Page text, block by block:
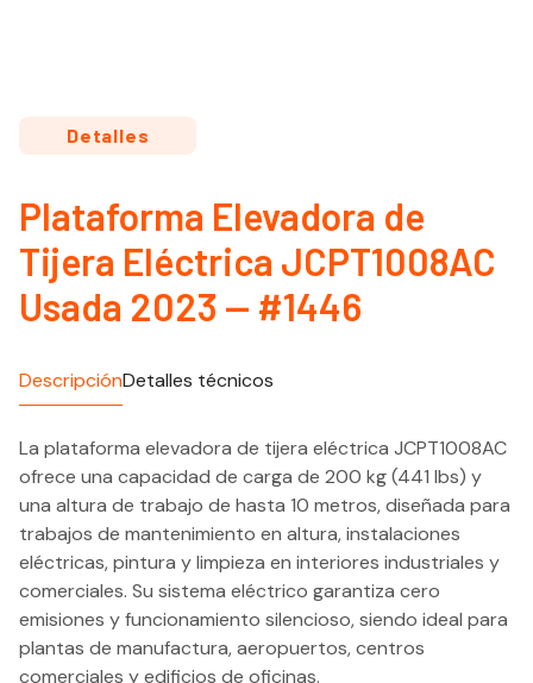
Detalles
Plataforma Elevadora de
Tijera Eléctrica JCPT1008AC
Usada 2023 — #1446
DescripciónDetalles técnicos
La plataforma elevadora de tijera eléctrica JCPT1008AC
ofrece una capacidad de carga de 200 kg (441 lbs) y
una altura de trabajo de hasta 10 metros, diseñada para
trabajos de mantenimiento en altura, instalaciones
eléctricas, pintura y limpieza en interiores industriales y
comerciales. Su sistema eléctrico garantiza cero
emisiones y funcionamiento silencioso, siendo ideal para
plantas de manufactura, aeropuertos, centros
comerciales y edificios de oficinas.